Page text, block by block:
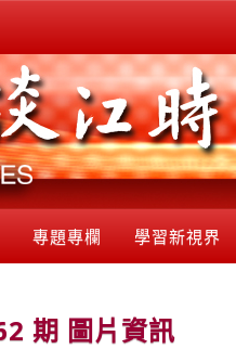
專題專欄 學習新視界
期 圖片資訊